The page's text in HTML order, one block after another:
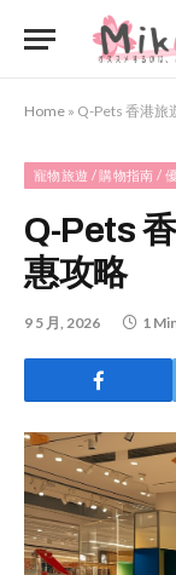
Home » Q-Pets 香港旅
寵物旅遊 / 購物指南 /
Q-Pets
惠攻略
9 5 月, 2026 1